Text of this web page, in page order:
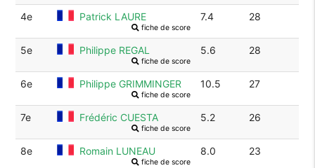
4e Patrick LAURE
fiche de score
7.4 28
5e Philippe REGAL
fiche de score
5.6 28
6e Philippe GRIMMINGER
fiche de score
10.5 27
7e Frédéric CUESTA
fiche de score
5.2 26
8e Romain LUNEAU
fiche de score
8.0 23